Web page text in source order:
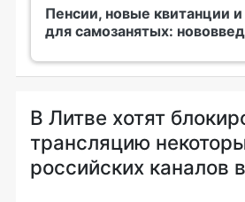
Пенсии, новые квитанции
для самозанятых:
В Литве хотят
трансляцию
российских каналов